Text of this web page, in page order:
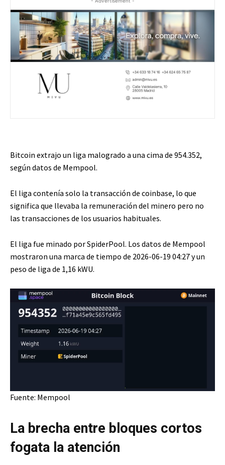
Bitcoin extrajo un liga malogrado a una cima de 954.352,
según datos de Mempool.
El liga contenía solo la transacción de coinbase, lo que
significa que llevaba la remuneración del minero pero no
las transacciones de los usuarios habituales.
El liga fue minado por SpiderPool. Los datos de Mempool
mostraron una marca de tiempo de 2026-06-19 04:27 y un
peso de liga de 1,16 kWU.
Fuente: Mempool
La brecha entre bloques cortos
fogata la atención